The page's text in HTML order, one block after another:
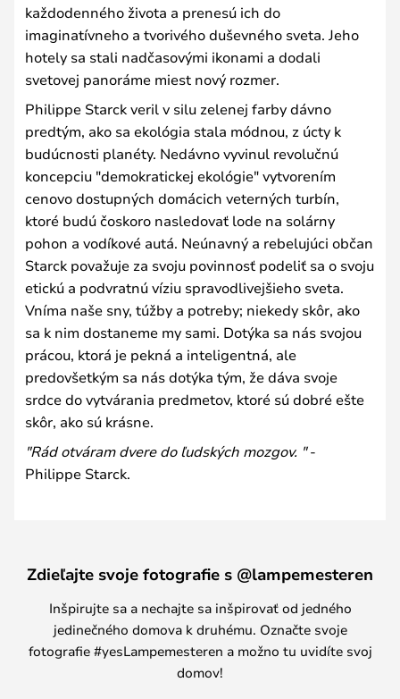
každodenného života a prenesú ich do
imaginatívneho a tvorivého duševného sveta. Jeho
hotely sa stali nadčasovými ikonami a dodali
svetovej panoráme miest nový rozmer.
Philippe Starck veril v silu zelenej farby dávno
predtým, ako sa ekológia stala módnou, z úcty k
budúcnosti planéty. Nedávno vyvinul revolučnú
koncepciu "demokratickej ekológie" vytvorením
cenovo dostupných domácich veterných turbín,
ktoré budú čoskoro nasledovať lode na solárny
pohon a vodíkové autá. Neúnavný a rebelujúci občan
Starck považuje za svoju povinnosť podeliť sa o svoju
etickú a podvratnú víziu spravodlivejšieho sveta.
Vníma naše sny, túžby a potreby; niekedy skôr, ako
sa k nim dostaneme my sami. Dotýka sa nás svojou
prácou, ktorá je pekná a inteligentná, ale
predovšetkým sa nás dotýka tým, že dáva svoje
srdce do vytvárania predmetov, ktoré sú dobré ešte
skôr, ako sú krásne.
"Rád otváram dvere do ľudských mozgov. "-
Philippe Starck.
Zdieľajte svoje fotografie s @lampemesteren
Inšpirujte sa a nechajte sa inšpirovať od jedného
jedinečného domova k druhému. Označte svoje
fotografie #yesLampemesteren a možno tu uvidíte svoj
domov!